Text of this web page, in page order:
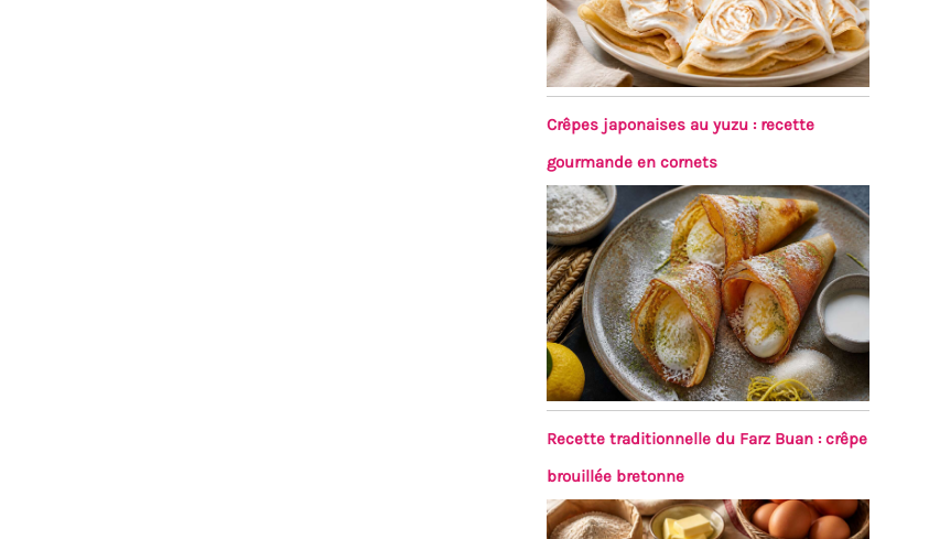
Crêpes japonaises au yuzu : recette
gourmande en cornets
Recette traditionnelle du Farz Buan : crêpe
brouillée bretonne